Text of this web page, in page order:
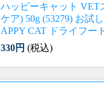
ハッピーキャット VET
ケア) 50g (53279) お試
APPY CAT ドライフー
330円 (税込)